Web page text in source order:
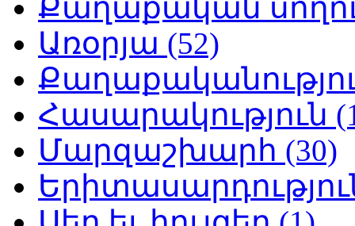
Քաղաքական
Առօրյա (52)
Հասարակություն
Մարզաշխարհ (30)